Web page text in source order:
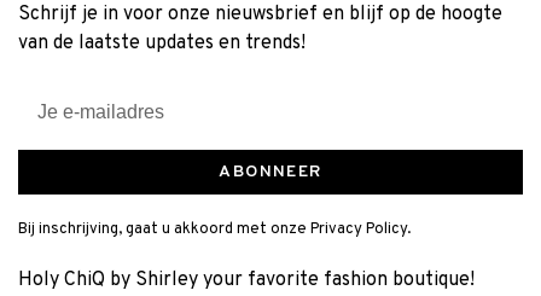
Schrijf je in voor onze nieuwsbrief en blijf op de hoogte
van de laatste updates en trends!
ABONNEER
Bij inschrijving, gaat u akkoord met onze Privacy Policy.
Holy ChiQ by Shirley your favorite fashion boutique!